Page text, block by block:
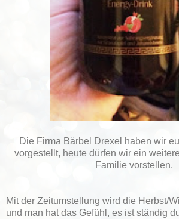
Die Firma Bärbel Drexel haben wir
vorgestellt, heute dürfen wir ein
Familie vorstellen.
Mit der Zeitumstellung wird die Herbst/
und man hat das Gefühl, es ist ständig